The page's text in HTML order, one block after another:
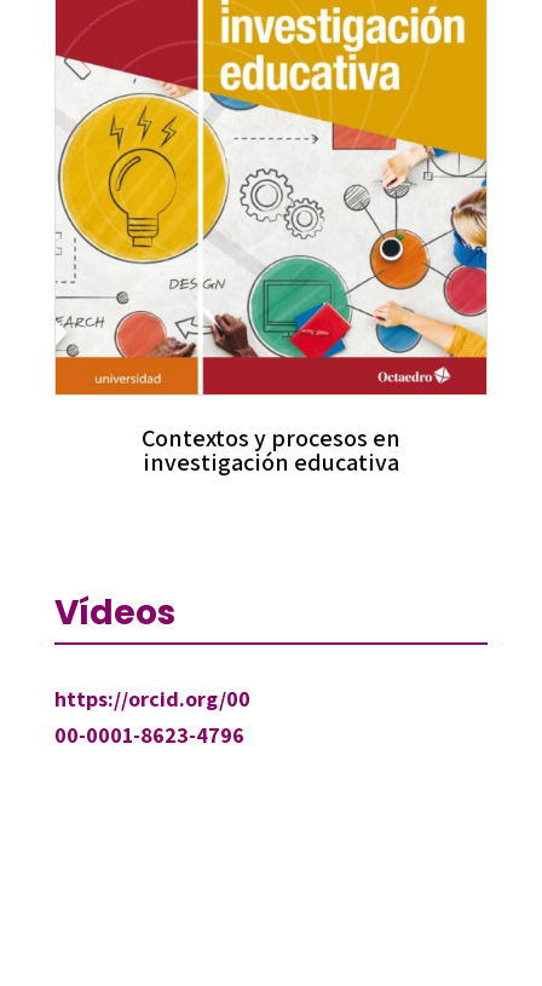
Contextos y procesos en
investigación educativa
Vídeos
https://orcid.org/00
00-0001-8623-4796